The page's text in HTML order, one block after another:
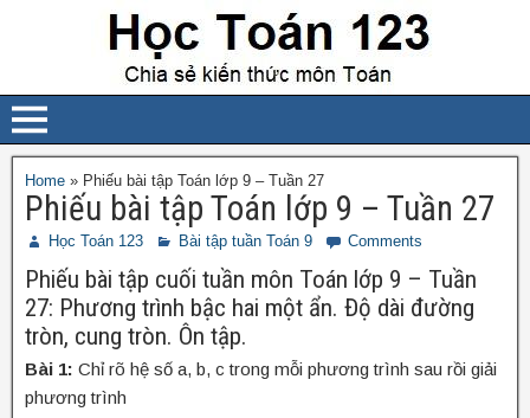
Home » Phiếu bài tập Toán lớp 9 – Tuần 27
Phiếu bài tập Toán lớp 9 – Tuần 27
Học Toán 123 Bài tập tuần Toán 9 Comments
Phiếu bài tập cuối tuần môn Toán lớp 9 – Tuần
27: Phương trình bậc hai một ẩn. Độ dài đường
tròn, cung tròn. Ôn tập.
Bài 1: Chỉ rõ hệ số a, b, c trong mỗi phương trình sau rồi giải
phương trình